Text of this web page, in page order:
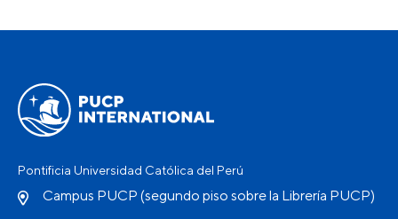
Pontificia Universidad Católica del Perú
Campus PUCP (segundo piso sobre la Librería PUCP)